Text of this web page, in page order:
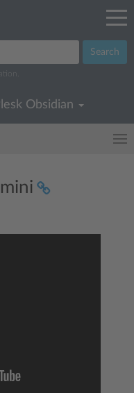
Search
Obsidian